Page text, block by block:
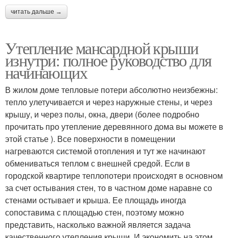
читать дальше →
Утепление мансардной крыши
изнутри: полное руководство для
начинающих
В жилом доме тепловые потери абсолютно неизбежны:
тепло улетучивается и через наружные стены, и через
крышу, и через полы, окна, двери (более подробно
прочитать про утепление деревянного дома вы можете в
этой статье ). Все поверхности в помещении
нагреваются системой отопления и тут же начинают
обмениваться теплом с внешней средой. Если в
городской квартире теплопотери происходят в основном
за счет остывания стен, то в частном доме наравне со
стенами остывает и крыша. Ее площадь иногда
сопоставима с площадью стен, поэтому можно
представить, насколько важной является задача